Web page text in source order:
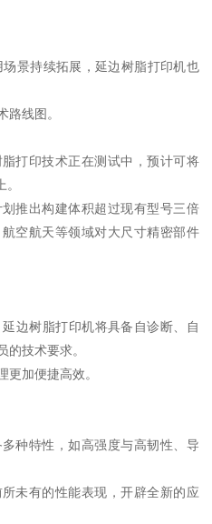
景持续拓展，延边树脂打印机也
路线图。
打印技术正在测试中，预计可将
推出构建体积超过现有型号三倍
空航天等领域对大尺寸精密部件
边树脂打印机将具备自诊断、自
的技术要求。
更加便捷高效。
种特性，如高强度与高韧性、导
未有的性能表现，开辟全新的应